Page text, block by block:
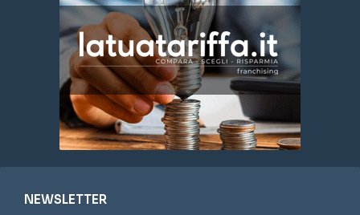
NEWSLETTER